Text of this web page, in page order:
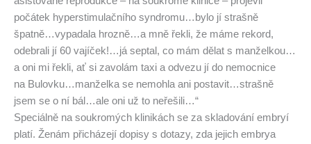
počátek hyperstimulačního syndromu…bylo jí strašně
špatně…vypadala hrozně…a mně řekli, že máme rekord,
odebrali jí 60 vajíček!…já septal, co mám dělat s manželkou…
a oni mi řekli, ať si zavolám taxi a odvezu jí do nemocnice
na Bulovku…manželka se nemohla ani postavit…strašně
jsem se o ní bál…ale oni už to neřešili…“
Speciálně na soukromých klinikách se za skladování embryí
platí. Ženám přicházejí dopisy s dotazy, zda jejich embrya